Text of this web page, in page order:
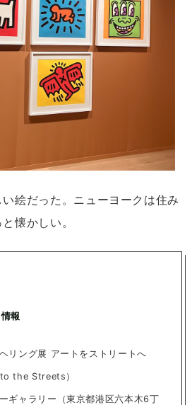
絵だった。ニューヨークは住み
懐かしい。
報
リング展 アートをストリートへ
the Streets）
ギャラリー（東京都港区六本木6丁